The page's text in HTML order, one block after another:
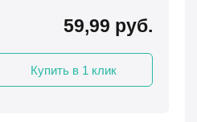
59,99 руб.
Купить в 1 клик